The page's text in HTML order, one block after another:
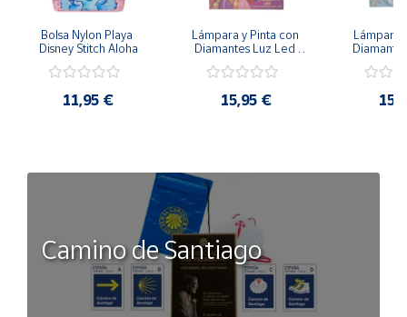
Bolsa Nylon Playa
Disney Stitch Aloha
11,95 €
Lámpara y Pinta con
Diamantes Luz Led
20cm 3 Intensidades
15,95 €
Lámpara
20cm 3
Camino de Santiago